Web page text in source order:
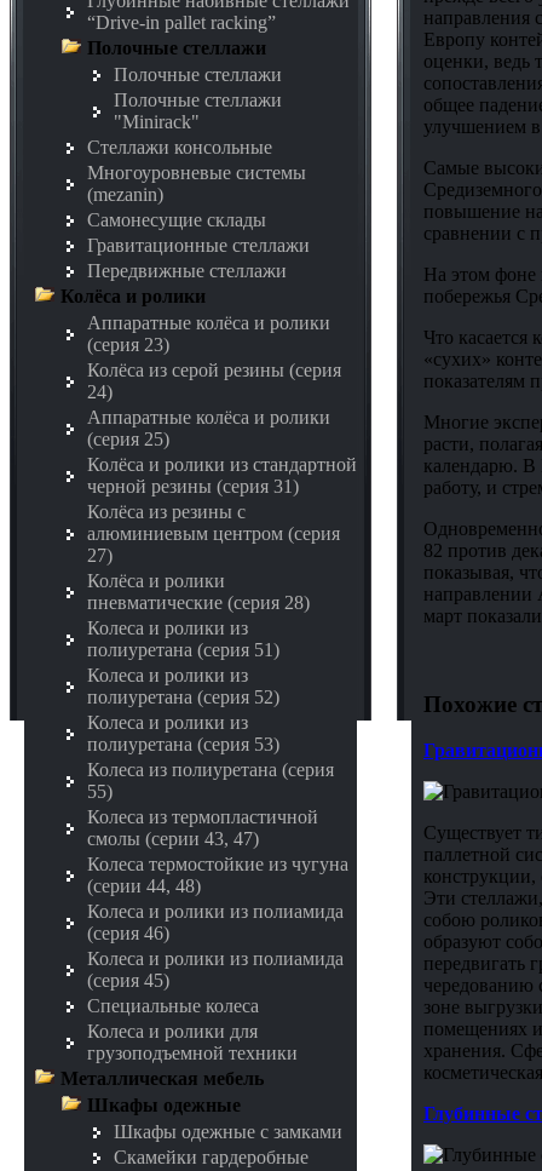
“Drive-in pallet racking”
Полочные стеллажи
Полочные стеллажи
Полочные стеллажи
"Minirack"
Стеллажи консольные
Многоуровневые системы
(mezanin)
Самонесущие склады
Гравитационные стеллажи
Передвижные стеллажи
Колёса и ролики
Аппаратные колёса и ролики
(серия 23)
Колёса из серой резины (серия
24)
Аппаратные колёса и ролики
(серия 25)
Колёса и ролики из стандартной
черной резины (серия 31)
Колёса из резины с
алюминиевым центром (серия
27)
Колёса и ролики
пневматические (серия 28)
Колеса и ролики из
полиуретана (серия 51)
Колеса и ролики из
полиуретана (серия 52)
Колеса и ролики из
полиуретана (серия 53)
Колеса из полиуретана (серия
55)
Колеса из термопластичной
смолы (серии 43, 47)
Колеса термостойкие из чугуна
(серии 44, 48)
Колеса и ролики из полиамида
(серия 46)
Колеса и ролики из полиамида
(серия 45)
Специальные колеса
Колеса и ролики для
грузоподъемной техники
Металлическая мебель
Шкафы одежные
Шкафы одежные с замками
Скамейки гардеробные
направления
Европу
оценки, ведь
общее
улучшением
Самые
повышение
сравнении с
На этом фоне
побережья
Что касается
«сухих»
показателям
Многие
расти,
календарю. В
работу, и
82 против
показывая,
направлении
март
Похожие
Существует
паллетной
конструкции,
Эти
собою
образуют
передвигать
чередованию
зоне
помещениях
хранения.
Глубинные